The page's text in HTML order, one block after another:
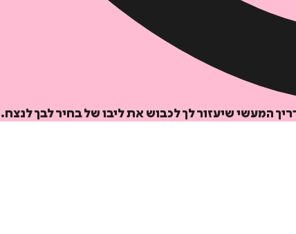
המעשי שיעזור לך לכבוש את ליבו של בחיר לבך לנצח.